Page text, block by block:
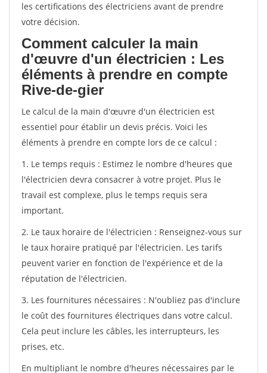
les certifications des électriciens avant de prendre
votre décision.
Comment calculer la main
d'œuvre d'un électricien : Les
éléments à prendre en compte
Rive-de-gier
Le calcul de la main d'œuvre d'un électricien est
essentiel pour établir un devis précis. Voici les
éléments à prendre en compte lors de ce calcul :
1. Le temps requis : Estimez le nombre d'heures que
l'électricien devra consacrer à votre projet. Plus le
travail est complexe, plus le temps requis sera
important.
2. Le taux horaire de l'électricien : Renseignez-vous sur
le taux horaire pratiqué par l'électricien. Les tarifs
peuvent varier en fonction de l'expérience et de la
réputation de l'électricien.
3. Les fournitures nécessaires : N'oubliez pas d'inclure
le coût des fournitures électriques dans votre calcul.
Cela peut inclure les câbles, les interrupteurs, les
prises, etc.
En multipliant le nombre d'heures nécessaires par le